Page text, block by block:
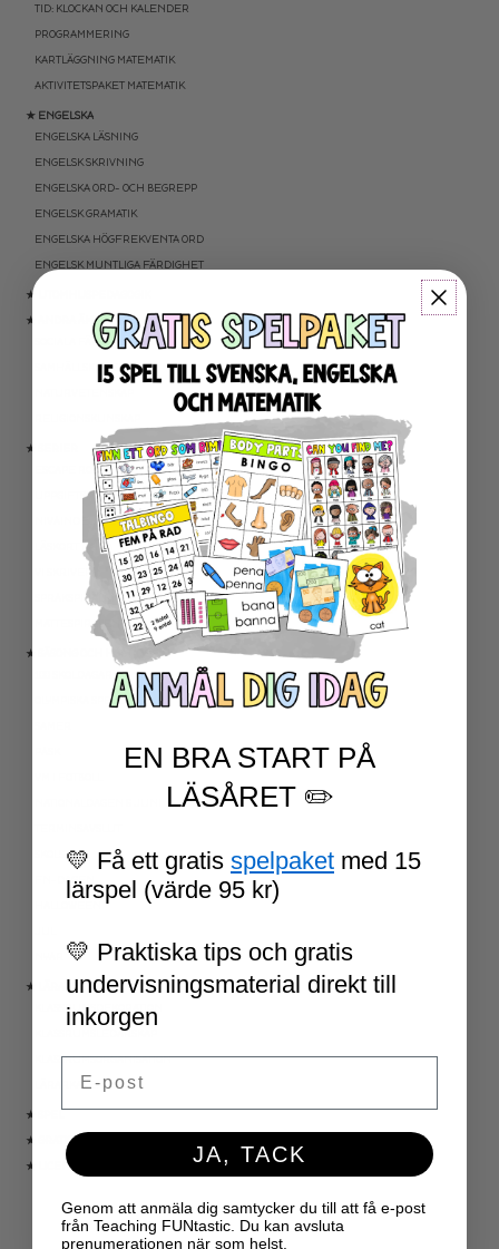
TID: KLOCKAN OCH KALENDER
PROGRAMMERING
KARTLÄGGNING MATEMATIK
AKTIVITETSPAKET MATEMATIK
★ ENGELSKA
ENGELSKA LÄSNING
ENGELSK SKRIVNING
ENGELSKA ORD- OCH BEGREPP
ENGELSK GRAMATIK
ENGELSKA HÖGFREKVENTA ORD
ENGELSK MUNTLIGA FÄRDIGHET
★ UTOMHUSPEDAGOGIK
★ ANDRA ÄMNEN
SOCIALA FÄRDIGHETER
SAMHÄLLSKUNSKAP
★ SERIER
ESCAPE ROOMS
UPPGIFTSKORT SVENSKA
NIVÅINDELADE LÄSTEXTER
LÄSKORT FAKTA
VI SKRIVER
SPRÅKSPIRALEN
MATTESPIRALEN
★ SÄSONG OCH HÖGTIDER
OLYMPISKA SPELEN
SKOLSTART
FN-DAGEN
★ LÄRARVERKTYG
KLASSRUMSDEKORATION
KLASSRUMSLEDARSKAP
KLASSRUMSORGANISATION
LÄRARKALENDER
★ SPEL
★ GRATIS
★ LICENSER
EN BRA START PÅ
LÄSÅRET ✏️
💛 Få ett gratis spelpaket med 15
lärspel (värde 95 kr)
💛 Praktiska tips och gratis
undervisningsmaterial direkt till
inkorgen
JA, TACK
Genom att anmäla dig samtycker du till att få e-post
från Teaching FUNtastic. Du kan avsluta
prenumerationen när som helst.